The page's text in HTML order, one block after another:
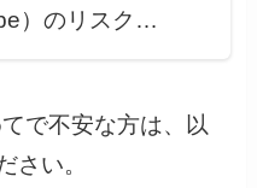
）のリスク…
で不安な方は、以
さい。